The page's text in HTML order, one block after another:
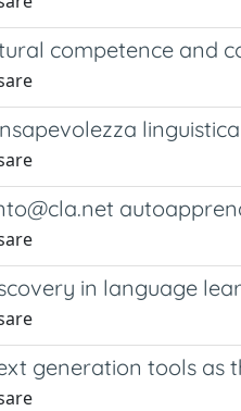
competence and
in language
generation tools as